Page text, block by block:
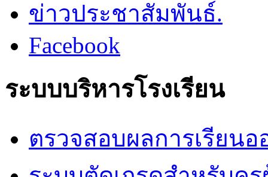
ข่าวประชาสัมพันธ์.
Facebook
ระบบบริหารโรงเรียน
ตรวจสอบผลการเรียน